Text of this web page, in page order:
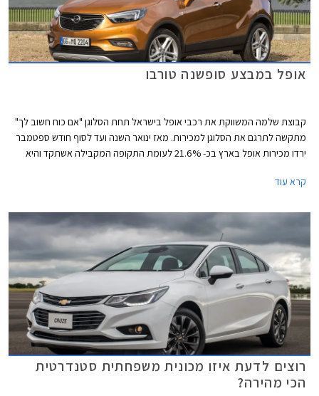
אופל במבצע סופשנה טורבו
קבוצת שלמה המשווקת את רכבי אופל בישראל תחת הסלוגן "אם כוח חשוב לך"
מתקשה לתרגם את הסלוגן למכירות. מאז ינואר השנה ועד לסוף חודש ספטמבר
ירדו מכירות אופל בארץ בכ- 21.6% לעומת התקופה המקבילה אשתקד והיא
מסירות רכבים בלבד מתחילת השנה.
קרא עוד
רוצים לדעת איזו מכונית משפחתית סטנדרטית
הכי מהירה?